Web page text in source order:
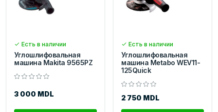
Есть в наличии
Углошлифовальная
машина Makita 9565PZ
3 000 MDL
Есть в наличии
Углошлифовальная
машина Metabo WEV11-
125Quick
2 750 MDL